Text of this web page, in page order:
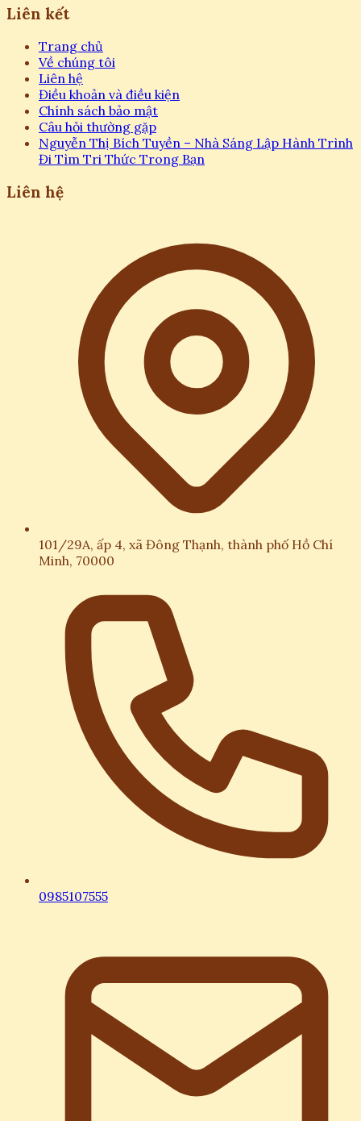
Liên kết
Trang chủ
Về chúng tôi
Liên hệ
Điều khoản và điều kiện
Chính sách bảo mật
Câu hỏi thường gặp
Nguyễn Thị Bích Tuyền – Nhà Sáng Lập Hành Trình
Đi Tìm Tri Thức Trong Bạn
Liên hệ
101/29A, ấp 4, xã Đông Thạnh, thành phố Hồ Chí
Minh, 70000
0985107555